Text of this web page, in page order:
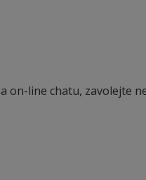
on-line chatu, zavolejte